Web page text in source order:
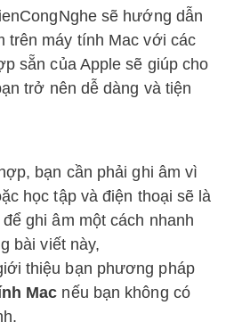
sẽ hướng dẫn
trên máy tính Mac với các
sẵn của Apple sẽ giúp cho
trở nên dễ dàng và tiện
bạn cần phải ghi âm vì
học tập và điện thoại sẽ là
ghi âm một cách nhanh
bài viết này,
thiệu bạn phương pháp
Mac nếu bạn không có